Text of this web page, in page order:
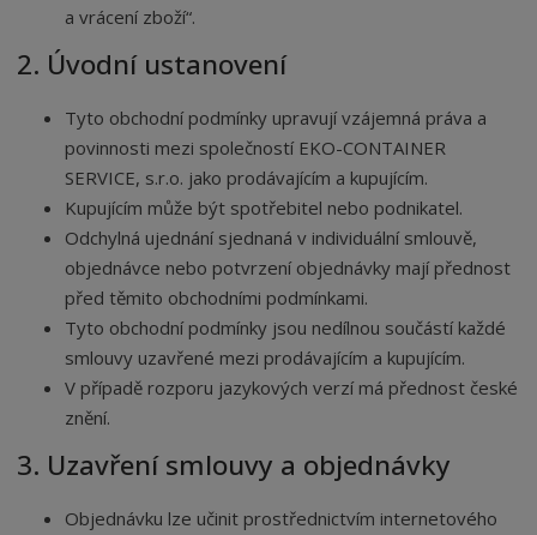
a vrácení zboží“.
2. Úvodní ustanovení
Tyto obchodní podmínky upravují vzájemná práva a
povinnosti mezi společností EKO-CONTAINER
SERVICE, s.r.o. jako prodávajícím a kupujícím.
Kupujícím může být spotřebitel nebo podnikatel.
Odchylná ujednání sjednaná v individuální smlouvě,
objednávce nebo potvrzení objednávky mají přednost
před těmito obchodními podmínkami.
Tyto obchodní podmínky jsou nedílnou součástí každé
smlouvy uzavřené mezi prodávajícím a kupujícím.
V případě rozporu jazykových verzí má přednost české
znění.
3. Uzavření smlouvy a objednávky
Objednávku lze učinit prostřednictvím internetového